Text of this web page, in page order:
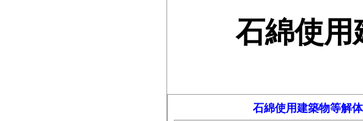
石綿使用
石綿使用建築物等解